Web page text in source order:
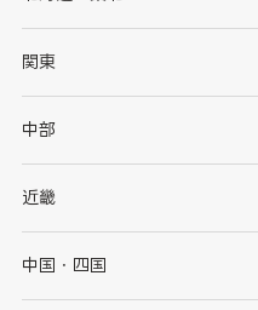
北海道
岩手県
秋田県
関東
茨城県
群馬県
千葉県
中部
新潟県
石川県
近畿
大阪府
中国・四国